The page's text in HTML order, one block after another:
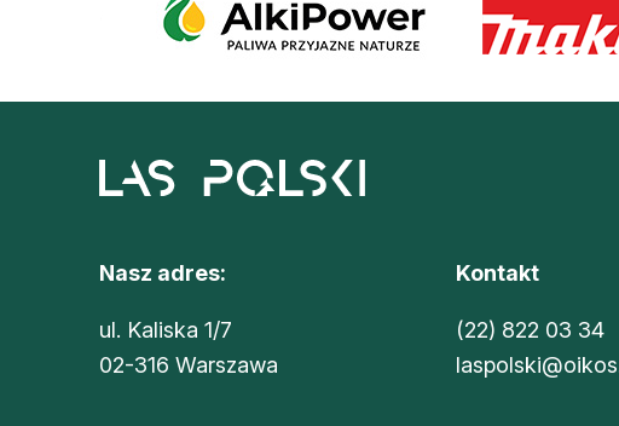
Nasz adres:
ul. Kaliska 1/7
02-316 Warszawa
Kontakt
(22) 822 03 34